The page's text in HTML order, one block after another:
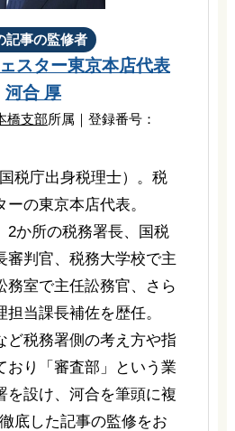
記事の監修者
スター東京本店代表
河合 厚
橋支部所属｜登録番号：
税庁出身税理士）。税
の東京本店代表。
2か所の税務署長、国税
審判官、税務大学校で主
務室で主任訟務官、さら
当課長補佐を歴任。
ど税務署側の考え方や指
おり「審査部」という業
を設け、河合を筆頭に複
底した記事の監修をお